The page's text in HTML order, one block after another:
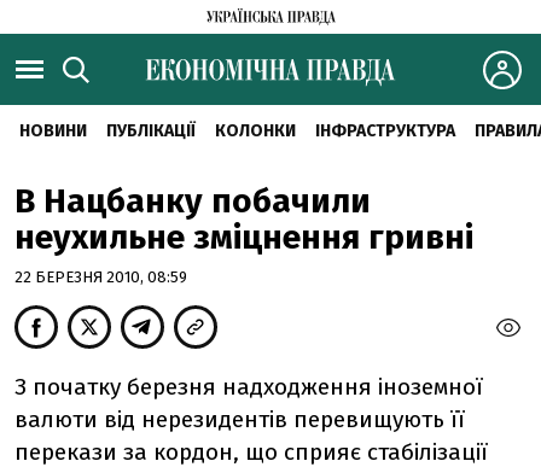
НОВИНИ ПУБЛІКАЦІЇ КОЛОНКИ ІНФРАСТРУКТУРА
В Нацбанку побачили
неухильне зміцнення гривні
22 БЕРЕЗНЯ 2010, 08:59
З початку березня надходження іноземної
валюти від нерезидентів перевищують її
перекази за кордон, що сприяє стабілізації